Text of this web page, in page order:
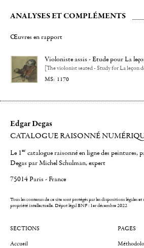
ANALYSES ET COMPLÉMENTS
Œuvres en rapport
Violoniste assis - Etude pour La
[The violonist seated - Study for La leçon
1170
Edgar Degas
CATALOGUE RAISONNÉ
Le 1er catalogue raisonné en ligne des peintures,
Degas par Michel Schulman, expert
75014 Paris - France
Tous les contenus de ce site sont protégés par les dispositions légales
propriété intellectuelle.Dépot légal BNF : 1er décembre 2022
SECTIONS
Accueil
PAGES